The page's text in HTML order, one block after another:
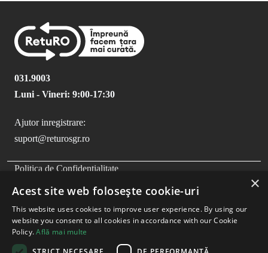
031.9003
Luni - Vineri: 9:00-17:30
Ajutor inregistrare:
suport@returosgr.ro
FOOTER MENU
Politica de Confidentialitate
Compliance
Termeni si Conditii
×
Acest site web folosește cookie-uri
This website uses cookies to improve user experience. By using our
website you consent to all cookies in accordance with our Cookie
Policy.Află mai multe